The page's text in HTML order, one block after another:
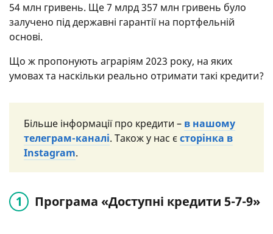
54 млн гривень. Ще 7 млрд 357 млн гривень було
залучено під державні гарантії на портфельній
основі.
Що ж пропонують аграріям 2023 року, на яких
умовах та наскільки реально отримати такі кредити?
Більше інформації про кредити – в нашому
телеграм-каналі. Також у нас єсторінка в
Instagram.
Програма «Доступні кредити 5-7-9»